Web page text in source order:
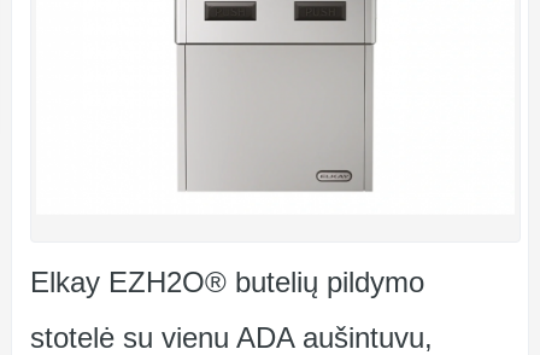
Elkay EZH2O® butelių pildymo
stotelė su vienu ADA aušintuvu,